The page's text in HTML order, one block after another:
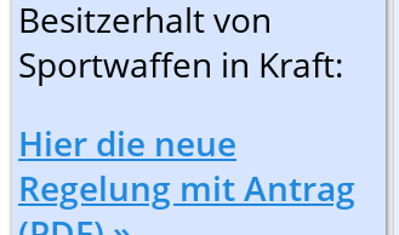
Besitzerhalt von
Sportwaffen in Kraft:
Hier die neue
Regelung mit Antrag